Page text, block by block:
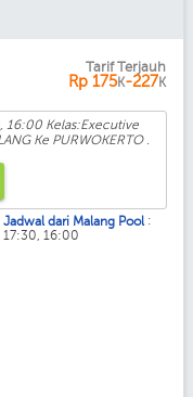
Tarif Terjauh
Rp 175K-227K
16:00 Kelas:Executive
Ke PURWOKERTO .
Jadwal dari Malang Pool :
17:30, 16:00